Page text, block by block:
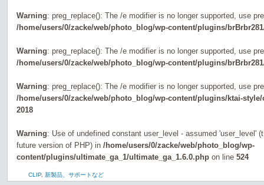
Warning: preg_replace(): The /e modifier is no longer supported, use
/home/users/0/zacke/web/photo_blog/wp-content/plugins/
Warning: preg_replace(): The /e modifier is no longer supported, use
/home/users/0/zacke/web/photo_blog/wp-content/plugins/
Warning: preg_replace(): The /e modifier is no longer supported, use
/home/users/0/zacke/web/photo_blog/wp-content/plugins/ktai-
2018
Warning: Use of undefined constant user_level - assumed 'user_level'
future version of PHP) in /home/users/0/zacke/web/photo_blog/wp-
content/plugins/ultimate_ga_1/ultimate_ga_1.6.0.php on line 524
CLIP, 新製品、サポートなど